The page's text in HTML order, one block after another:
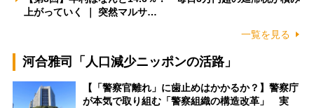
上がっていく ｜ 突然マルサ…
一覧を見る
河合雅司「人口減少ニッポンの活路」
【「警察官離れ」に歯止めはかかるか？】警察庁
が本気で取り組む「警察組織の構造改革」 実